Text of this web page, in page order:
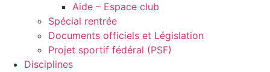
Aide – Espace club
Spécial rentrée
Documents officiels et Législation
Projet sportif fédéral (PSF)
Disciplines